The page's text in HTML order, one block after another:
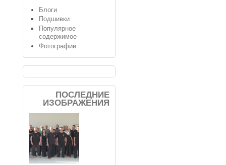
Блоги
Подшивки
Популярное
содержимое
Фотографии
ПОСЛЕДНИЕ
ИЗОБРАЖЕНИЯ